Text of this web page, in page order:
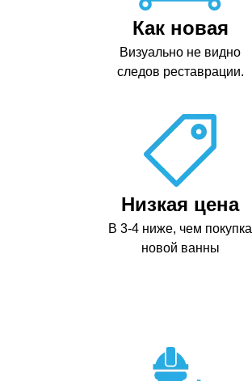
Как новая
Визуально не видно
следов реставрации.
Низкая цена
В 3-4 ниже, чем покупка
новой ванны